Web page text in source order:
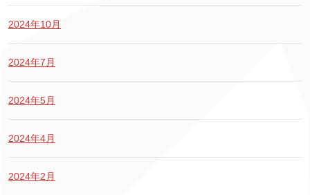
2024年10月
2024年7月
2024年5月
2024年4月
2024年2月